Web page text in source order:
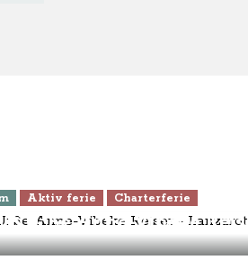
Aktiv ferie Charterferie
NU: Se Anne-Vibeke